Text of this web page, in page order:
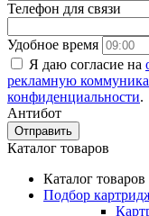
Телефон для связи
Удобное время
Я даю согласие на
рекламную
конфиденциальности.
Антибот
Отправить
Каталог товаров
Каталог товаров
Подбор